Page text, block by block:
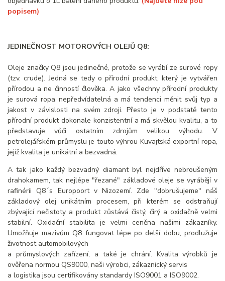
popisem)
JEDINEČNOST MOTOROVÝCH OLEJŮ Q8:
Oleje značky Q8 jsou jedinečné, protože se vyrábí ze surové ropy
(tzv. crude). Jedná se tedy o přírodní produkt, který je vytvářen
přírodou a ne činností člověka. A jako všechny přírodní produkty
je surová ropa nepředvídatelná a má tendenci měnit svůj typ a
jakost v závislosti na svém zdroji. Přesto je v podstatě tento
přírodní produkt dokonale konzistentní a má skvělou kvalitu, a to
představuje vůči ostatním zdrojům velikou výhodu. V
petrolejářském průmyslu je touto výhrou Kuvajtská exportní ropa,
jejíž kvalita je unikátní a bezvadná.
A tak jako každý bezvadný diamant byl nejdříve nebroušeným
drahokamem, tak nejlépe "řezané" základové oleje se vyrábějí v
rafinérii Q8´s Europoort v Nizozemí. Zde "dobrušujeme" náš
základový olej unikátním procesem, při kterém se odstraňují
zbývající nečistoty a produkt zůstává čistý, čirý a oxidačně velmi
stabilní. Oxidační stabilita je velmi ceněna našimi zákazníky.
Umožňuje mazivům Q8 fungovat lépe po delší dobu, prodlužuje
životnost automobilových
a průmyslových zařízení, a také je chrání. Kvalita výrobků je
ověřena normou QS9000, naši výrobci, zákaznický servis
a logistika jsou certifikovány standardy ISO9001 a ISO9002.